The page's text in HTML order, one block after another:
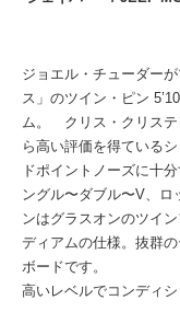
ジョエル・チューダー
ス」のツイン・ピン
ム。 クリス・クリステ
ら高い評価を得ている
ドポイントノーズに十
ングル〜ダブル〜V、ロ
ンはグラスオンのツイ
ディアムの仕様。抜群
ボードです。
高いレベルでコンディシ